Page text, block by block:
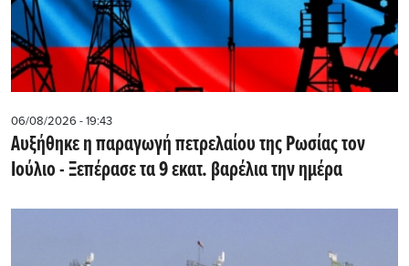
06/08/2026 - 19:43
Αυξήθηκε η παραγωγή πετρελαίου της Ρωσίας τον
Ιούλιο - Ξεπέρασε τα 9 εκατ. βαρέλια την ημέρα